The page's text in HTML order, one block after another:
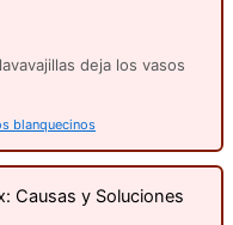
deja los vasos
blanquecinos